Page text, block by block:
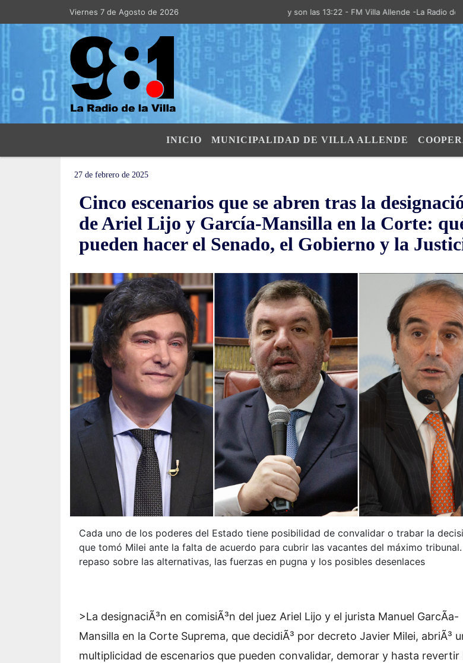
Viernes 7 de Agosto de 2026Hoy es Viernes 7 de Agosto de 2026 y son las 13:22 - FM Villa Allende -La Radio de la
INICIO MUNICIPALIDAD DE VILLA ALLENDE
27 de febrero de 2025
Cinco escenarios que se abren tras la
de Ariel Lijo y García-Mansilla en la Corte:
pueden hacer el Senado, el Gobierno y la
Cada uno de los poderes del Estado tiene posibilidad de convalidar o trabar la
que tomó Milei ante la falta de acuerdo para cubrir las vacantes del máximo
repaso sobre las alternativas, las fuerzas en pugna y los posibles desenlaces
>La designaciÃ³n en comisiÃ³n del juez Ariel Lijo y el jurista Manuel GarcÃ­a-
Mansilla en la Corte Suprema, que decidiÃ³ por decreto Javier Milei, abriÃ³
multiplicidad de escenarios que pueden convalidar, demorar y hasta revertir